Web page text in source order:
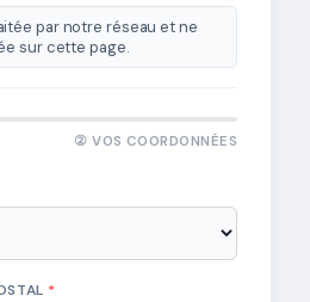
par notre réseau et ne
sur cette page.
② VOS COORDONNÉES
*